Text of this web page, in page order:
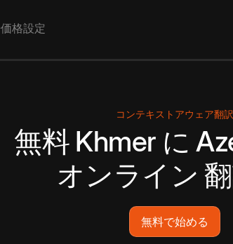
価格設定
コンテキストアウェア翻訳
無料 Khmer に
オンライン
無料で始める